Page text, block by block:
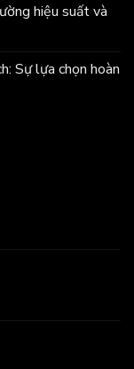
hiệu suất và
Sự lựa chọn hoàn